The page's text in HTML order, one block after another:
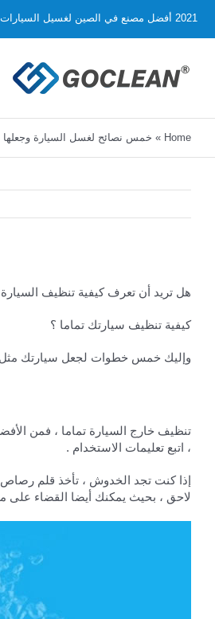
content
2021 أفضل مصنع في الصين لغسيل السيارات بالبخار: KingKar Eco-Technologies Co.، Ltd.
Home
» خمس نصائح لغسل السيارة وجعلها
هل تريد أن تعرف كيفية تنظيف السيارة
كيفية تنظيف سيارتك تماما ؟
وإليك خمس خطوات لجعل سيارتك
تنظيف خارج السيارة تماما ، فمن
، اتبع تعليمات الاستخدام .
إذا كنت تجد الخدوش ، تأخذ قلم
لاحق ، بحيث يمكنك أيضا القضاء